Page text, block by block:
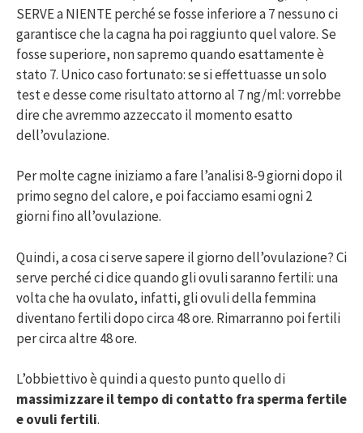
SERVE a NIENTE perché se fosse inferiore a 7 nessuno ci
garantisce che la cagna ha poi raggiunto quel valore. Se
fosse superiore, non sapremo quando esattamente è
stato 7. Unico caso fortunato: se si effettuasse un solo
test e desse come risultato attorno al 7 ng/ml: vorrebbe
dire che avremmo azzeccato il momento esatto
dell’ovulazione.
Per molte cagne iniziamo a fare l’analisi 8-9 giorni dopo il
primo segno del calore, e poi facciamo esami ogni 2
giorni fino all’ovulazione.
Quindi, a cosa ci serve sapere il giorno dell’ovulazione? Ci
serve perché ci dice quando gli ovuli saranno fertili: una
volta che ha ovulato, infatti, gli ovuli della femmina
diventano fertili dopo circa 48 ore. Rimarranno poi fertili
per circa altre 48 ore.
L’obbiettivo è quindi a questo punto quello di
massimizzare il tempo di contatto fra sperma fertile
e ovuli fertili.